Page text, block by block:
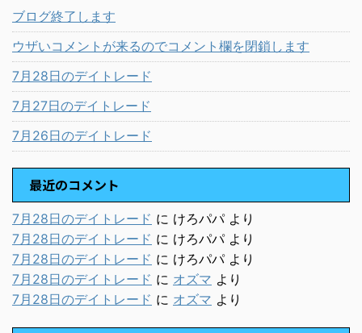
ブログ終了します
ウザいコメントが来るのでコメント欄を閉鎖します
7月28日のデイトレード
7月27日のデイトレード
7月26日のデイトレード
最近のコメント
7月28日のデイトレード に けろパパより
7月28日のデイトレード に けろパパより
7月28日のデイトレード に けろパパより
7月28日のデイトレード に オズマ より
7月28日のデイトレード に オズマ より